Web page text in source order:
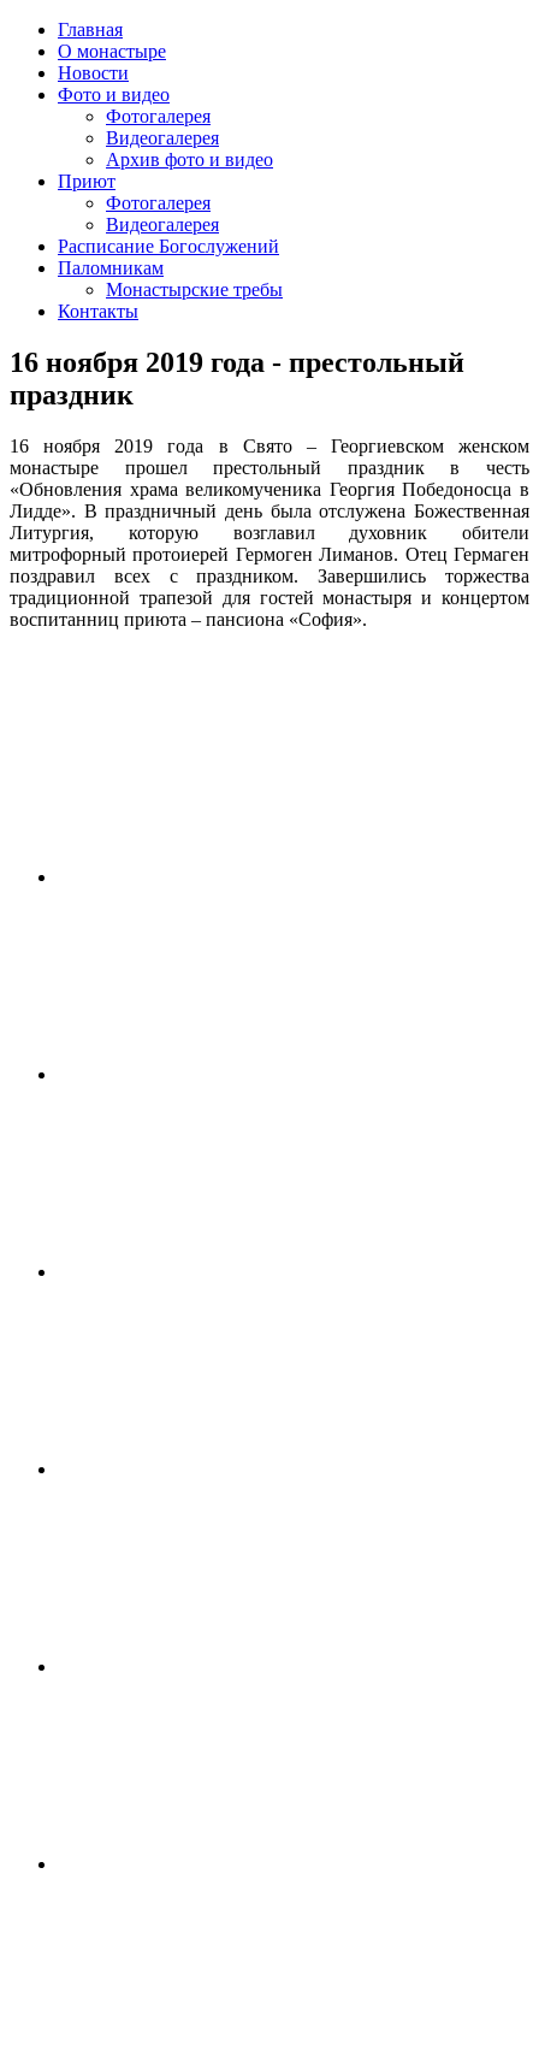
Главная
О монастыре
Новости
Фото и видео
Фотогалерея
Видеогалерея
Архив фото и видео
Приют
Фотогалерея
Видеогалерея
Расписание Богослужений
Паломникам
Монастырские требы
Контакты
16 ноября 2019 года - престольный
праздник
16 ноября 2019 года в Свято – Георгиевском женском
монастыре прошел престольный праздник в честь
«Обновления храма великомученика Георгия Победоносца в
Лидде». В праздничный день была отслужена Божественная
Литургия, которую возглавил духовник обители
митрофорный протоиерей Гермоген Лиманов. Отец Гермаген
поздравил всех с праздником. Завершились торжества
традиционной трапезой для гостей монастыря и концертом
воспитанниц приюта – пансиона «София».